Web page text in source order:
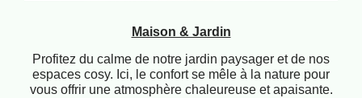
Maison & Jardin
Profitez du calme de notre jardin paysager et de nos
espaces cosy. Ici, le confort se mêle à la nature pour
vous offrir une atmosphère chaleureuse et apaisante.